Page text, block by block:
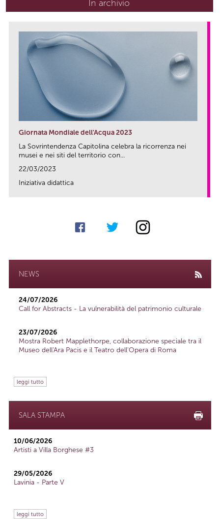
In archivio
Giornata Mondiale dell'Acqua 2023
La Sovrintendenza Capitolina celebra la ricorrenza nei
musei e nei siti del territorio con...
22/03/2023
Iniziativa didattica
NEWS
24/07/2026
Call for Abstracts - La vulnerabilità del patrimonio culturale
23/07/2026
Mostra Robert Mapplethorpe, collaborazione speciale tra il
Museo dell'Ara Pacis e il Teatro dell'Opera di Roma
leggi tutto
SALA STAMPA
10/06/2026
Artisti a Villa Borghese #3
29/05/2026
Lavinia - Parte V
leggi tutto